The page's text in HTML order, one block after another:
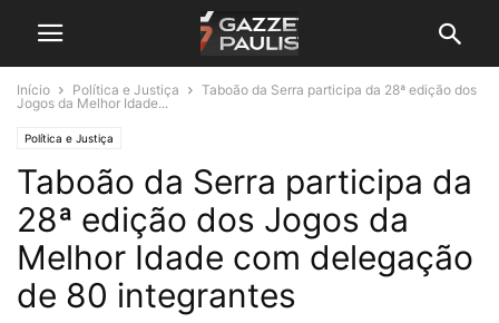
Início Política e Justiça
Taboão da Serra participa da 28ª edição dos
Jogos da Melhor Idade...
Política e Justiça
Taboão da Serra participa da
28ª edição dos Jogos da
Melhor Idade com delegação
de 80 integrantes